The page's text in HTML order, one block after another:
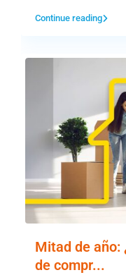
Continue reading
Mitad de año:
de compr...